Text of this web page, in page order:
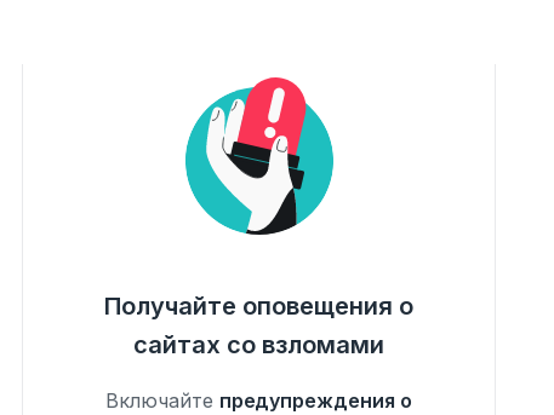
Получайте оповещения о
сайтах со взломами
Включайте предупреждения о